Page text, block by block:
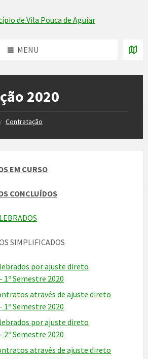
MENU
2020
/ Contratação
EM CURSO
CONCLUÍDOS
SIMPLIFICADOS
por ajuste direto
Semestre 2020
através de ajuste direto
Semestre 2020
por ajuste direto
Semestre 2020
através de ajuste direto